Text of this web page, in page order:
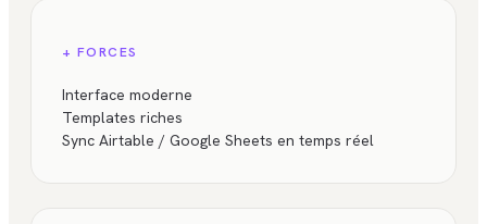
+ FORCES
Interface moderne
Templates riches
Sync Airtable / Google Sheets en temps réel